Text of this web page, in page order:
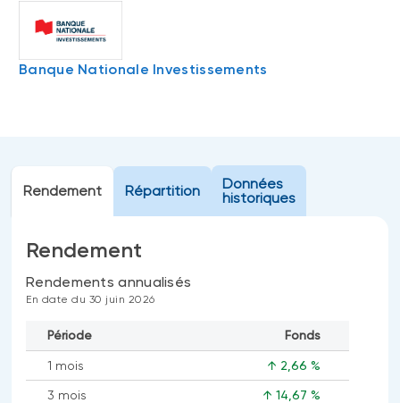
Placements privés
liquides
Compte Surintérêt Altamira BNI
CPG à taux fixe
CATÉGORIES D'ACTIFS
Actions
Marché monétaire
Revenu fixe
Portail de formation continue
Webinaires
Banque Nationale Investissements
Rendement Répartition
Données
historiques
Rendement
Rendements annualisés
En date du 30 juin 2026
Période Fonds
1 mois ↑ 2,66 %
3 mois ↑ 14,67 %